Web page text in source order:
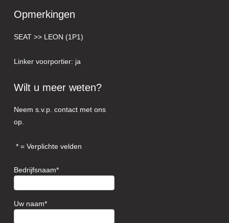
Opmerkingen
SEAT >> LEON (1P1)
Linker voorportier: ja
Wilt u meer weten?
Neem s.v.p. contact met ons
op.
= Verplichte velden
Bedrijfsnaam
Uw naam